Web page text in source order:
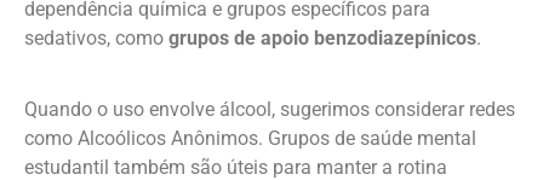
dependência química e grupos específicos para
sedativos, como grupos de apoio benzodiazepínicos.
Quando o uso envolve álcool, sugerimos considerar redes
como Alcoólicos Anônimos. Grupos de saúde mental
estudantil também são úteis para manter a rotina